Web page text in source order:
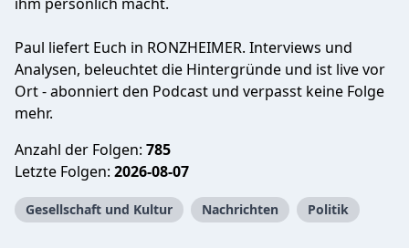
Paul liefert Euch in RONZHEIMER. Interviews und
Analysen, beleuchtet die Hintergründe und ist live vor
Ort - abonniert den Podcast und verpasst keine Folge
mehr.
Anzahl der Folgen: 785
Letzte Folgen: 2026-08-07
Gesellschaft und Kultur Nachrichten Politik